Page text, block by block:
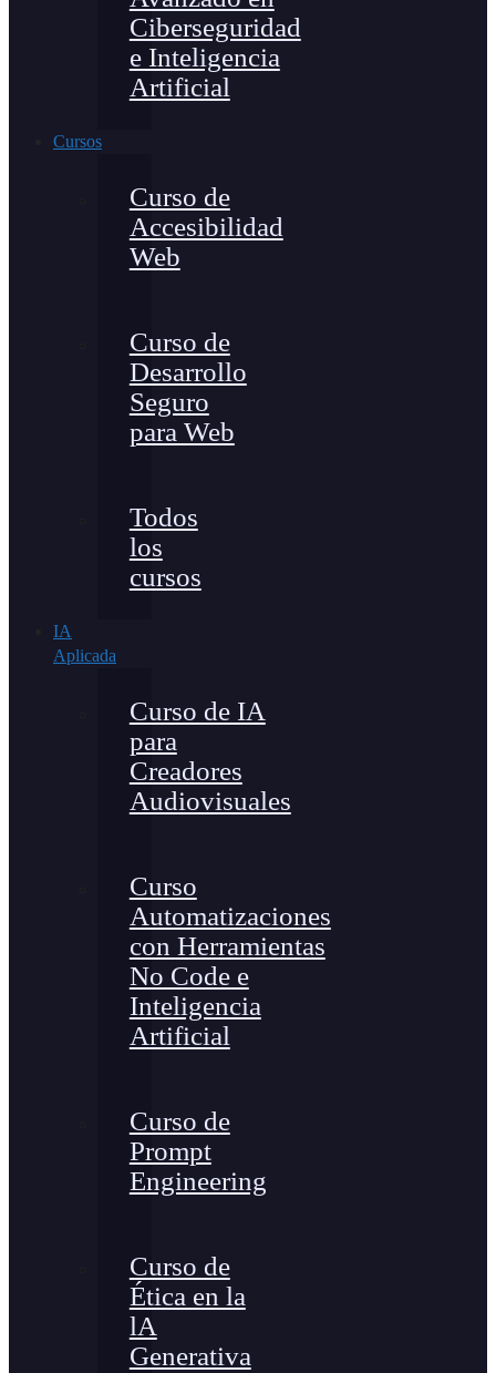
Ciberseguridad
e Inteligencia
Artificial
Cursos
Curso de
Accesibilidad
Web
Curso de
Desarrollo
Seguro
para Web
Todos
los
cursos
IA
Aplicada
Curso de IA
para
Creadores
Audiovisuales
Curso
Automatizaciones
con Herramientas
No Code e
Inteligencia
Artificial
Curso de
Prompt
Engineering
Curso de
Ética en la
lA
Generativa